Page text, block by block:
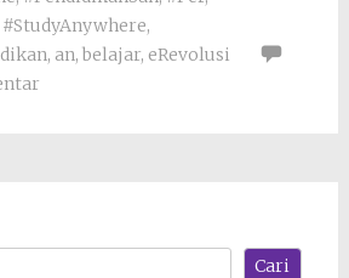
#StudyAnywhere,
, an, belajar, eRevolusi
Cari